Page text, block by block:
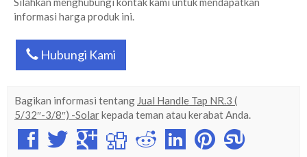
informasi harga produk ini.
Hubungi Kami
Bagikan informasi tentang Jual Handle Tap NR.3 (
5/32″-3/8″) -Solarkepada teman atau kerabat Anda.